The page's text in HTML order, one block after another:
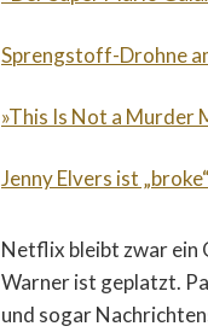
Sprengstoff-Drohne
»This Is Not a Murder
Jenny Elvers ist
Netflix bleibt zwar ein
Warner ist geplatzt.
und sogar